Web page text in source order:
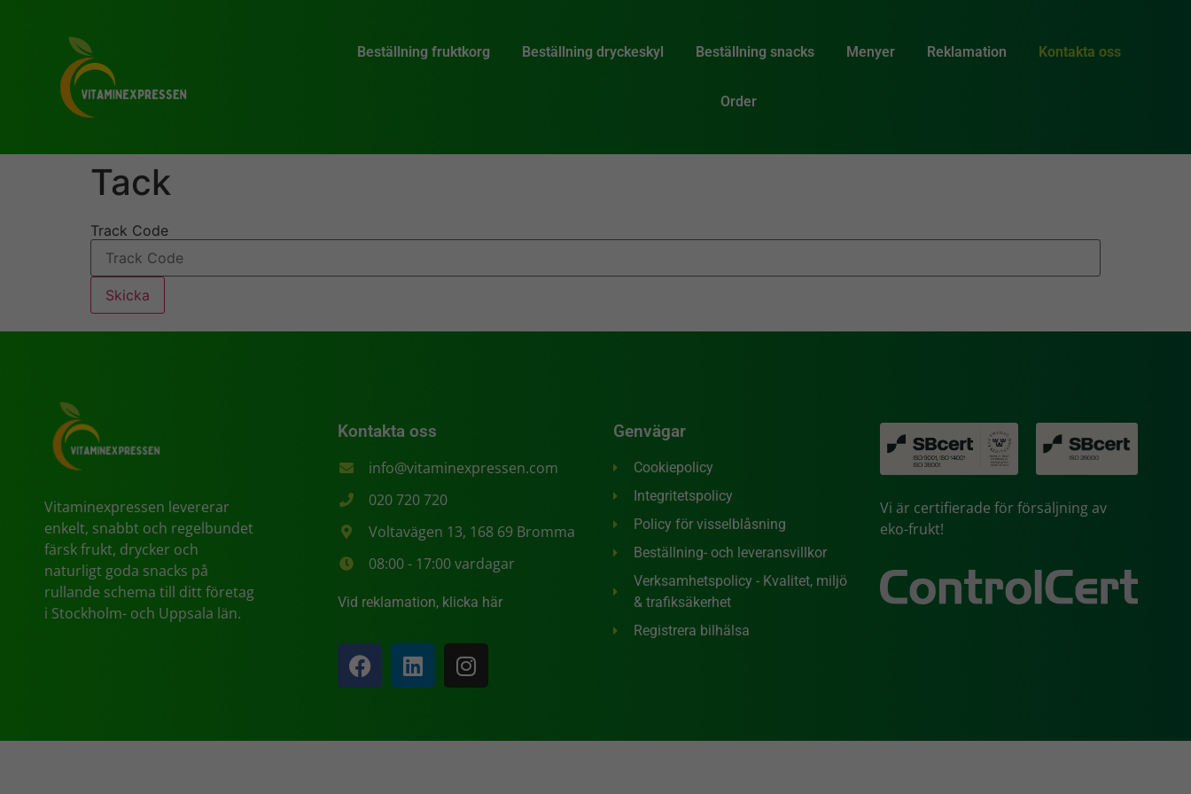
Beställning fruktkorg Beställning dryckeskyl Beställning snacks Menyer Reklamation Kontakta oss
Order
Tack
Track Code
Skicka
Vitaminexpressen levererar
enkelt, snabbt och regelbundet
färsk frukt, drycker och
naturligt goda snacks på
rullande schema till ditt företag
i Stockholm- och Uppsala län.
Kontakta oss
info@vitaminexpressen.com
020 720 720
Voltavägen 13, 168 69 Bromma
08:00 - 17:00 vardagar
Vid reklamation, klicka här
Genvägar
Cookiepolicy
Integritetspolicy
Policy för visselblåsning
Beställning- och leveransvillkor
Verksamhetspolicy - Kvalitet, miljö
& trafiksäkerhet
Registrera bilhälsa
Vi är certifierade för försäljning av
eko-frukt!